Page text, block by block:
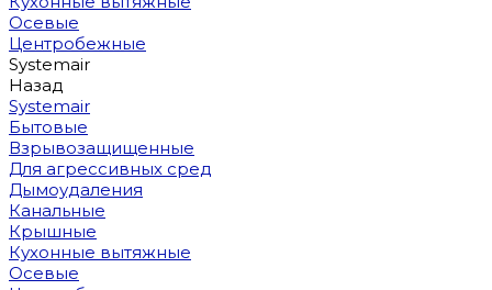
Осевые
Центробежные
Systemair
Назад
Systemair
Бытовые
Взрывозащищенные
Для агрессивных сред
Дымоудаления
Канальные
Крышные
Кухонные вытяжные
Осевые